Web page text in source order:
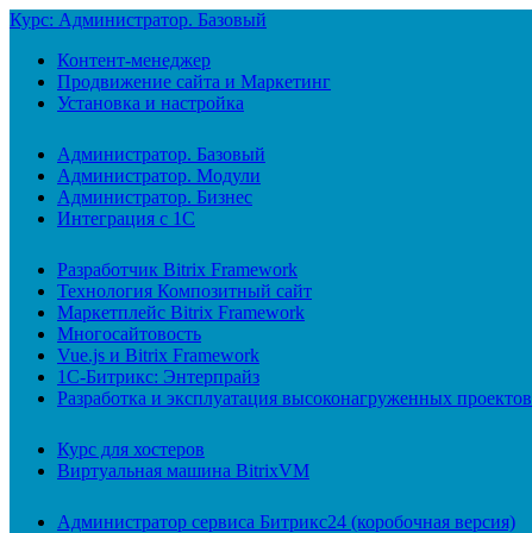
Курс: Администратор. Базовый
Контент-менеджер
Продвижение сайта и Маркетинг
Установка и настройка
Администратор. Базовый
Администратор. Модули
Администратор. Бизнес
Интеграция с 1С
Разработчик Bitrix Framework
Технология Композитный сайт
Маркетплейс Bitrix Framework
Многосайтовость
Vue.js и Bitrix Framework
1С-Битрикс: Энтерпрайз
Разработка и эксплуатация высоконагруженных проектов
Курс для хостеров
Виртуальная машина BitrixVM
Администратор сервиса Битрикс24 (коробочная версия)